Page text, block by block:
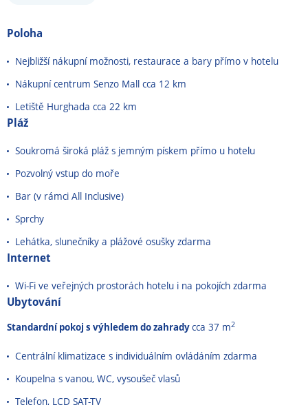
Poloha
Nejbližší nákupní možnosti, restaurace a bary přímo v hotelu
Nákupní centrum Senzo Mall cca 12 km
Letiště Hurghada cca 22 km
Pláž
Soukromá široká pláž s jemným pískem přímo u hotelu
Pozvolný vstup do moře
Bar (v rámci All Inclusive)
Sprchy
Lehátka, slunečníky a plážové osušky zdarma
Internet
Wi-Fi ve veřejných prostorách hotelu i na pokojích zdarma
Ubytování
Standardní pokoj s výhledem do zahradycca 37 m2
Centrální klimatizace s individuálním ovládáním zdarma
Koupelna s vanou, WC, vysoušeč vlasů
Telefon, LCD SAT-TV